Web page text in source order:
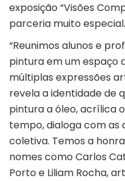
exposição “Visões
parceria muito especial.
“Reunimos alunos e
pintura em um espaço
múltiplas expressões
revela a identidade de
pintura a óleo, acrílica
tempo, dialoga com as
coletiva. Temos a
nomes como Carlos
Porto e Liliam Rocha,